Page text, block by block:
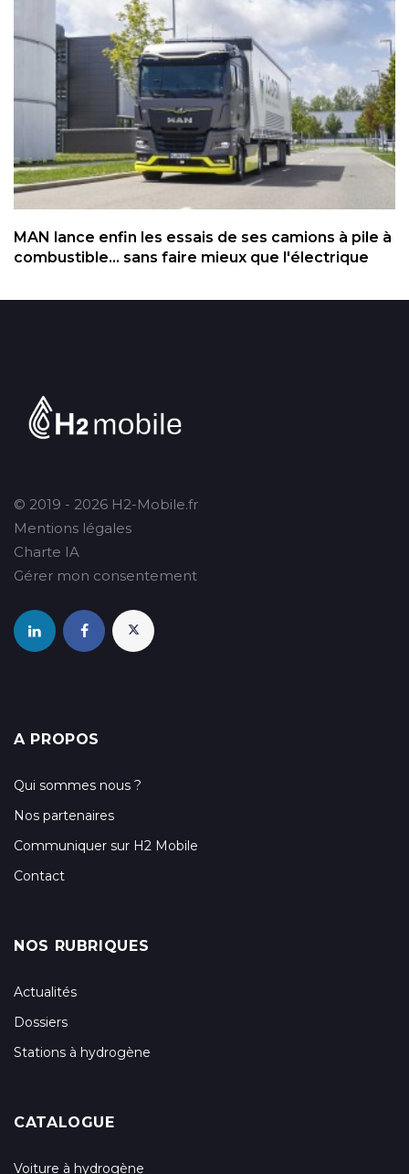
MAN lance enfin les essais de ses camions à pile à
combustible... sans faire mieux que l'électrique
© 2019 - 2026 H2-Mobile.fr
Mentions légales
Charte IA
Gérer mon consentement
A PROPOS
Qui sommes nous ?
Nos partenaires
Communiquer sur H2 Mobile
Contact
NOS RUBRIQUES
Actualités
Dossiers
Stations à hydrogène
CATALOGUE
Voiture à hydrogène